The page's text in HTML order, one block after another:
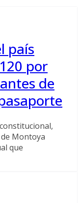
país
por
de
Montoya
que